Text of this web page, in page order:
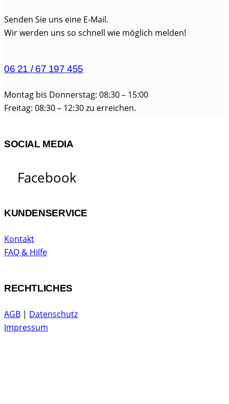
Senden Sie uns eine E-Mail.
Wir werden uns so schnell wie möglich melden!
06 21 / 67 197 455
Montag bis Donnerstag: 08:30 – 15:00
Freitag: 08:30 – 12:30 zu erreichen.
SOCIAL MEDIA
Facebook
KUNDENSERVICE
Kontakt
FAQ & Hilfe
RECHTLICHES
AGB | Datenschutz
Impressum